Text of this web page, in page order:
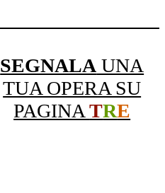
SEGNALA UNA
TUA OPERA SU
PAGINATRE